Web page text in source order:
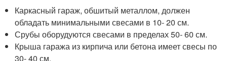
Каркасный гараж, обшитый металлом, должен
обладать минимальными свесами в 10- 20 см.
Срубы оборудуются свесами в пределах 50- 60 см.
Крыша гаража из кирпича или бетона имеет свесы по
30- 40 см.